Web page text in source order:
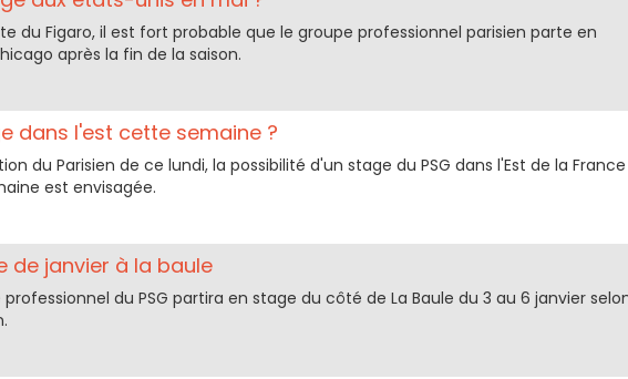
du Figaro, il est fort probable que le groupe professionnel parisien parte en
après la fin de la saison.
dans l'est cette semaine ?
du Parisien de ce lundi, la possibilité d'un stage du PSG dans l'Est de la France
est envisagée.
de janvier à la baule
professionnel du PSG partira en stage du côté de La Baule du 3 au 6 janvier